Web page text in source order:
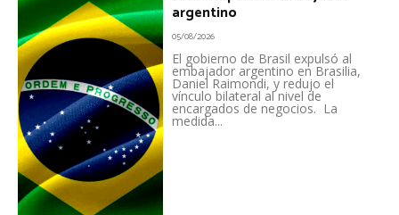
argentino
05/08/2026
El gobierno de Brasil expulsó al
embajador argentino en Brasilia,
Daniel Raimondi, y redujo el
vínculo bilateral al nivel de
encargados de negocios. La
medida...